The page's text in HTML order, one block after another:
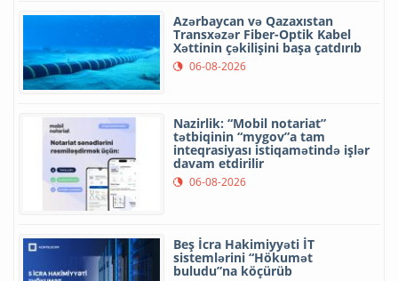
Azərbaycan və Qazaxıstan
Transxəzər Fiber-Optik Kabel
Xəttinin çəkilişini başa çatdırıb
06-08-2026
Nazirlik: “Mobil notariat”
tətbiqinin “mygov”a tam
inteqrasiyası istiqamətində işlər
davam etdirilir
06-08-2026
Beş İcra Hakimiyyəti İT
sistemlərini “Hökumət
buludu”na köçürüb